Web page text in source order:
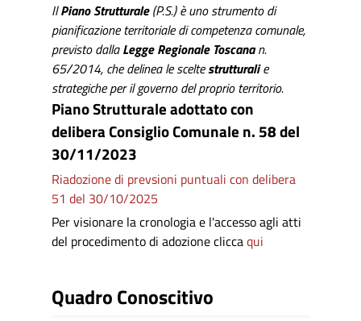
IlPiano Strutturale(P.S.) è uno strumento di
pianificazione territoriale di competenza comunale,
previsto dallaLegge Regionale Toscanan.
65/2014, che delinea le sceltestrutturalie
strategiche per il governo del proprio territorio.
Piano Strutturale adottato con
delibera Consiglio Comunale n. 58 del
30/11/2023
Riadozione di prevsioni puntuali con delibera
51 del 30/10/2025
Per visionare la cronologia e l'accesso agli atti
del procedimento di adozione cliccaqui
Quadro Conoscitivo